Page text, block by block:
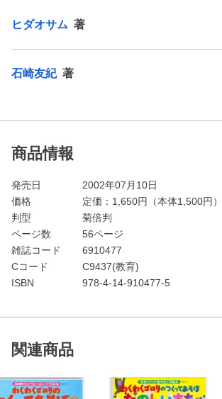
ヒダオサム 著
石崎友紀 著
商品情報
発売日
2002年07月10日
価格
定価： 1,650円（本体1,500円）
判型
菊倍判
ページ数
56ページ
雑誌コード
6910477
Cコード
C9437(教育)
ISBN
978-4-14-910477-5
関連商品